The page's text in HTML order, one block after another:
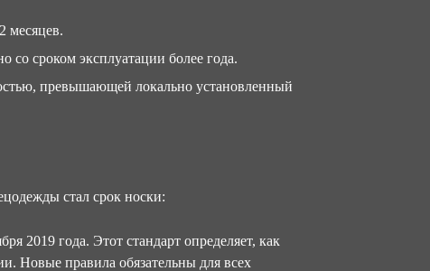
месяцев.
со сроком эксплуатации более года.
превышающей локально установленный
стал срок носки:
2019 года. Этот стандарт определяет, как
Новые правила обязательны для всех